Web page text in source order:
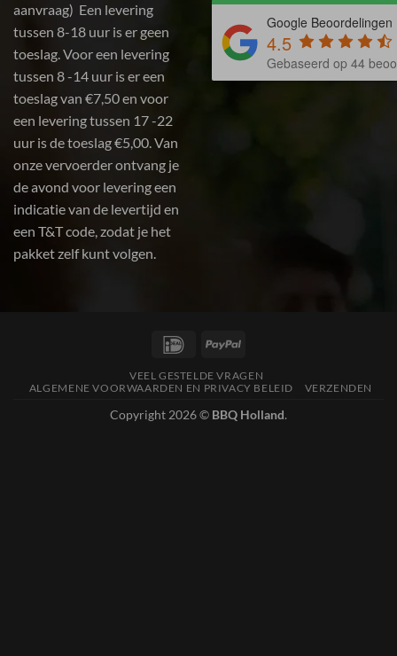
aanvraag) Een levering
tussen 8-18 uur is er geen
toeslag. Voor een levering
tussen 8 -14 uur is er een
toeslag van €7,50 en voor
een levering tussen 17 -22
uur is de toeslag €5,00. Van
onze vervoerder ontvang je
de avond voor levering een
indicatie van de levertijd en
een T&T code, zodat je het
pakket zelf kunt volgen.
Google Beoordelingen
4.5
Gebaseerd op 44
IDeal
VEEL GESTELDE VRAGEN
ALGEMENE VOORWAARDEN EN PRIVACY BELEID
VERZENDEN
Copyright 2026 © BBQ Holland.